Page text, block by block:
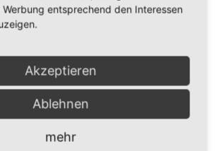
entsprechend den Interessen
Akzeptieren
Ablehnen
mehr